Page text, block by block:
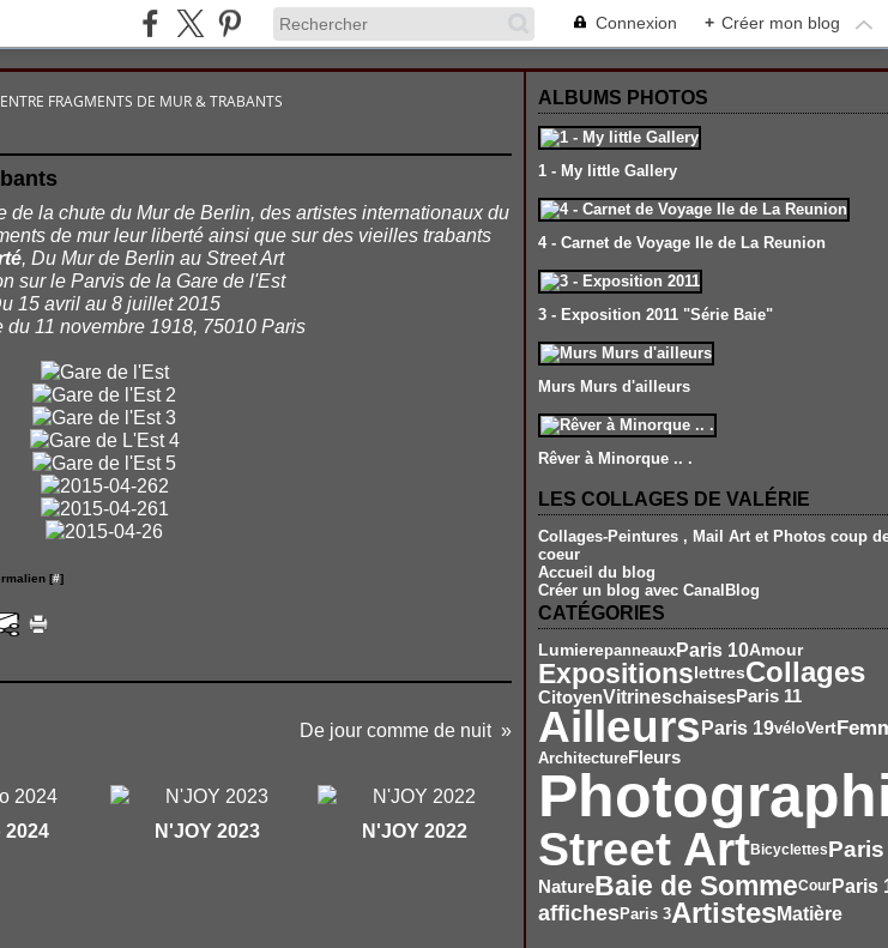
Connexion + Créer mon blog
ENTRE FRAGMENTS DE MUR & TRABANTS
de la chute du Mur de Berlin, des artistes internationaux du
de mur leur liberté ainsi que sur des vieilles trabants
, Du Mur de Berlin au Street Art
sur le Parvis de la Gare de l'Est
15 avril au 8 juillet 2015
du 11 novembre 1918, 75010 Paris
[#]
De jour comme de nuit
2024 N'JOY 2023 N'JOY 2022
ALBUMS PHOTOS
1 - My little Gallery
4 - Carnet de Voyage Ile de La Reunion
3 - Exposition 2011 "Série Baie"
Murs Murs d'ailleurs
Rêver à Minorque .. .
LES COLLAGES DE VALÉRIE
Collages-Peintures , Mail Art et Photos coup
coeur
Accueil du blog
Créer un blog avec CanalBlog
CATÉGORIES
Lumierepanneaux Paris 10Amour
Expositions lettresCollages
CitoyenVitrineschaisesParis 11
AilleursParis 19véloVert
Architecture Fleurs
Street ArtBicyclettes
NatureBaie de SommeCourParis
affichesParis 3ArtistesMatière